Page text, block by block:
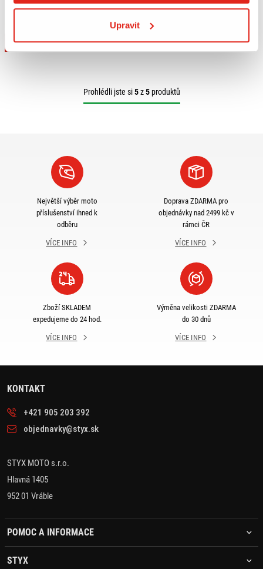
Upravit
D6117ST
Koupit
Prohlédli jste si5z5produktů
Největší výběr moto
příslušenství ihned k
odběru
VÍCE INFO
Doprava ZDARMA pro
objednávky nad 2499 kč v
rámci ČR
VÍCE INFO
Zboží SKLADEM
expedujeme do 24 hod.
VÍCE INFO
Výměna velikosti ZDARMA
do 30 dnů
VÍCE INFO
KONTAKT
+421 905 203 392
objednavky@styx.sk
STYX MOTO s.r.o.
Hlavná 1405
952 01 Vráble
POMOC A INFORMACE
STYX